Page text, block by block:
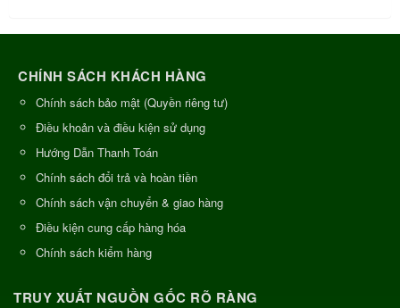
CHÍNH SÁCH KHÁCH HÀNG
Chính sách bảo mật (Quyền riêng tư)
Điều khoản và điều kiện sử dụng
Hướng Dẫn Thanh Toán
Chính sách đổi trả và hoàn tiền
Chính sách vận chuyển & giao hàng
Điều kiện cung cấp hàng hóa
Chính sách kiểm hàng
TRUY XUẤT NGUỒN GỐC RÕ RÀNG